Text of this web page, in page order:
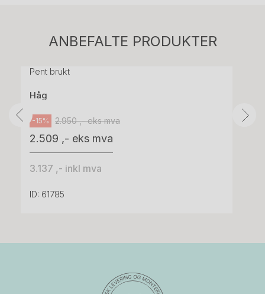
ANBEFALTE PRODUKTER
Pent brukt
Håg
-15% 2.950 ,- eks mva
2.509 ,- eks mva
3.137 ,- inkl mva
ID: 61785